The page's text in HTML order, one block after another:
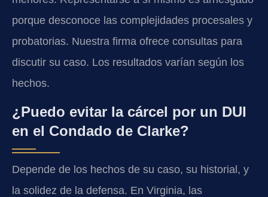
porque desconoce las complejidades procesales y
probatorias. Nuestra firma ofrece consultas para
discutir su caso. Los resultados varían según los
hechos.
¿Puedo evitar la cárcel por un DUI
en el Condado de Clarke?
Depende de los hechos de su caso, su historial, y
la solidez de la defensa. En Virginia, las